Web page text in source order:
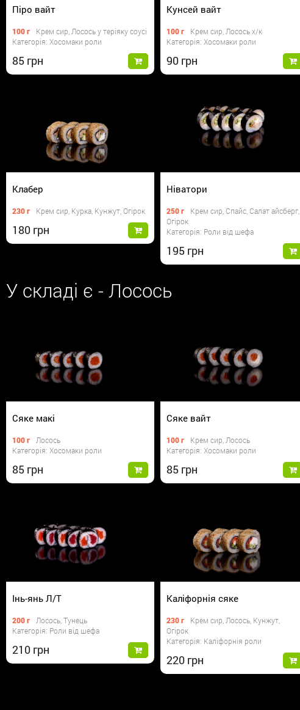
Піро вайт
100 г
Крем сир, Лосось у теріяку соусі
Категорія: Хосомаки роли
85
Кунсей вайт
100 г
Крем сир, Лосось х/к
Категорія: Хосомаки роли
90
Клабер
230 г Крем сир, Курка, Кунжут, Огірок
180
Ніватори
250 г
Крем сир, Спайс, Салат айсберг,
Огірок
Категорія: Роли від шефа
195
У складі є - Лосось
Сяке макі
100 г
Лосось
Категорія: Хосомаки роли
85
Сяке вайт
100 г
Крем сир, Лосось
Категорія: Хосомаки роли
85
Інь-янь Л/Т
200 г
Лосось, Тунець
Категорія: Роли від шефа
210
Каліфорнія сяке
230 г
Крем сир, Лосось, Кунжут,
Огірок
Категорія: Каліфорнія роли
220